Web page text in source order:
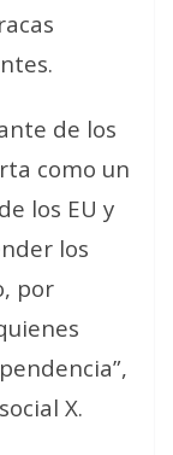
de los
como un
los EU y
los
por
X.